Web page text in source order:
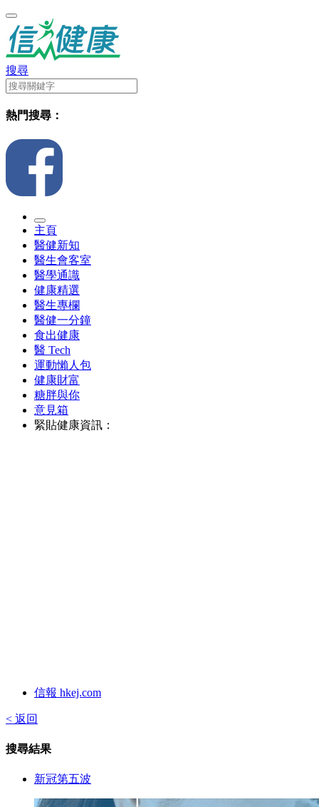
搜尋
熱門搜尋：
主頁
醫健新知
醫生會客室
醫學通識
健康精選
醫生專欄
醫健一分鐘
食出健康
醫 Tech
運動懶人包
健康財富
糖胖與你
意見箱
緊貼健康資訊：
信報 hkej.com
< 返回
搜尋結果
新冠第五波